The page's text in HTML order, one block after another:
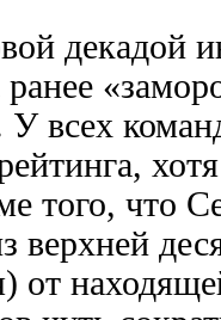
декадой
ранее
всех
того, что
верхней
от